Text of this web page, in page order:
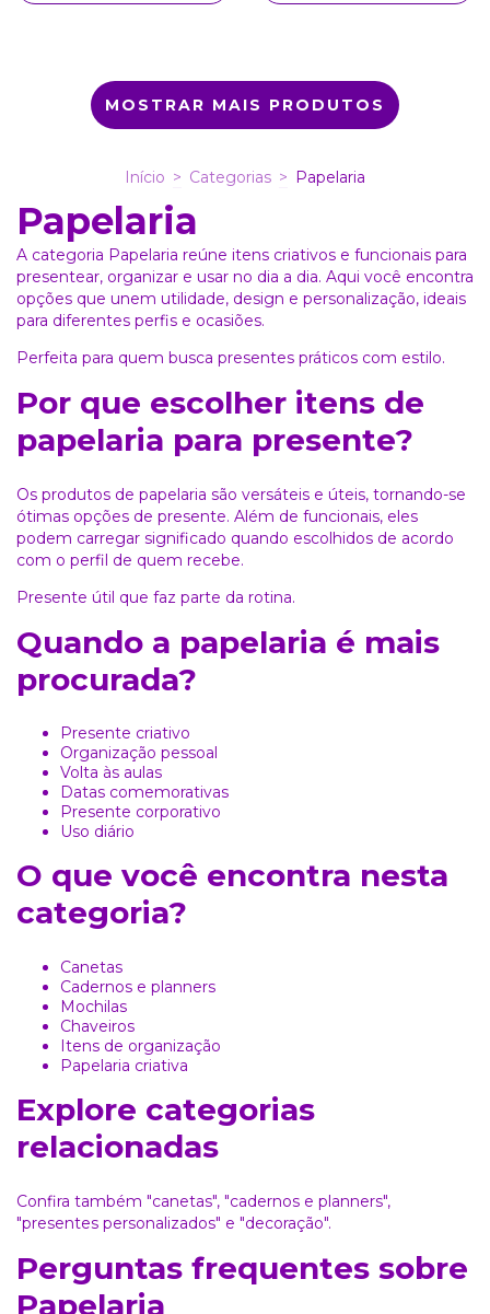
MOSTRAR MAIS PRODUTOS
Início > Categorias > Papelaria
Papelaria
A categoria Papelaria reúne itens criativos e funcionais para
presentear, organizar e usar no dia a dia. Aqui você encontra
opções que unem utilidade, design e personalização, ideais
para diferentes perfis e ocasiões.
Perfeita para quem busca presentes práticos com estilo.
Por que escolher itens de
papelaria para presente?
Os produtos de papelaria são versáteis e úteis, tornando-se
ótimas opções de presente. Além de funcionais, eles
podem carregar significado quando escolhidos de acordo
com o perfil de quem recebe.
Presente útil que faz parte da rotina.
Quando a papelaria é mais
procurada?
Presente criativo
Organização pessoal
Volta às aulas
Datas comemorativas
Presente corporativo
Uso diário
O que você encontra nesta
categoria?
Canetas
Cadernos e planners
Mochilas
Chaveiros
Itens de organização
Papelaria criativa
Explore categorias
relacionadas
Confira também "canetas", "cadernos e planners",
"presentes personalizados" e "decoração".
Perguntas frequentes sobre
Papelaria